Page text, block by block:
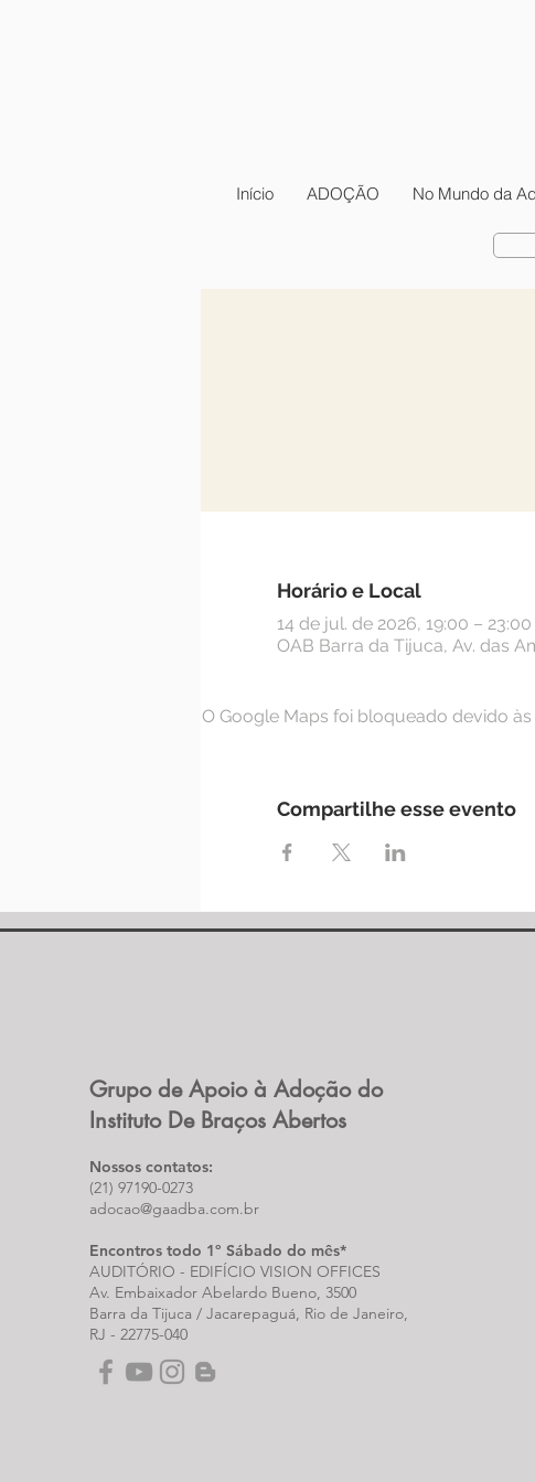
Início ADOÇÃO No Mundo da
Horário e Local
14 de jul. de 2026, 19:00 – 23:00
OAB Barra da Tijuca, Av. das
O Google Maps foi bloqueado devido
Compartilhe esse evento
Grupo de Apoio à Adoção do
Instituto De Braços Abertos
Nossos contatos:
(21) 97190-0273
adocao@gaadba.com.br
Encontros todo 1º Sábado do mês*
AUDITÓRIO - EDIFÍCIO VISION OFFICES
Av. Embaixador Abelardo Bueno, 3500
Barra da Tijuca / Jacarepaguá, Rio de Janeiro,
RJ - 22775-040